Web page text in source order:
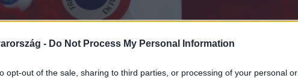
- Do Not Process My Personal Information
opt-out of the sale, sharing to third parties, or processing of your personal or